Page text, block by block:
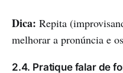
Dica: Repita
melhorar a pronúncia e
2.4. Pratique falar de